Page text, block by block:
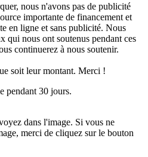
nous n'avons pas de publicité
importante de financement et
en ligne et sans publicité. Nous
qui nous ont soutenus pendant ces
continuerez à nous soutenir.
soit leur montant. Merci !
pendant 30 jours.
dans l'image. Si vous ne
merci de cliquez sur le bouton